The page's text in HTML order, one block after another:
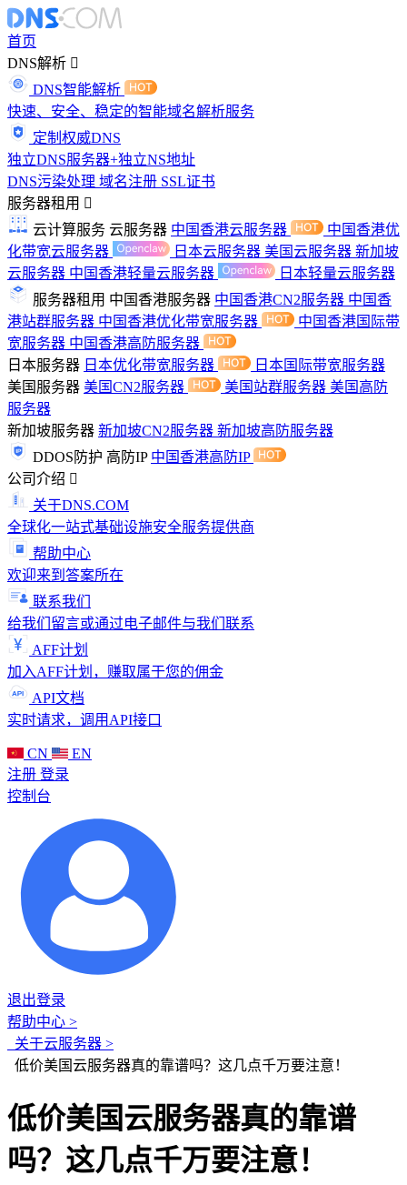
首页
DNS解析
DNS智能解析
快速、安全、稳定的智能域名解析服务
定制权威DNS
独立DNS服务器+独立NS地址
DNS污染处理 域名注册 SSL证书
服务器租用
云计算服务 云服务器 中国香港云服务器
中国香港优
化带宽云服务器
日本云服务器 美国云服务器 新加坡
云服务器 中国香港轻量云服务器
日本轻量云服务器
服务器租用 中国香港服务器 中国香港CN2服务器 中国香
港站群服务器 中国香港优化带宽服务器
中国香港国际带
宽服务器 中国香港高防服务器
日本服务器 日本优化带宽服务器
日本国际带宽服务器
美国服务器 美国CN2服务器 美国站群服务器 美国高防
服务器
新加坡服务器 新加坡CN2服务器 新加坡高防服务器
DDOS防护 高防IP 中国香港高防IP
公司介绍
关于DNS.COM
全球化一站式基础设施安全服务提供商
帮助中心
欢迎来到答案所在
联系我们
给我们留言或通过电子邮件与我们联系
AFF计划
加入AFF计划，赚取属于您的佣金
API文档
实时请求，调用API接口
CN
EN
注册 登录
控制台
退出登录
帮助中心 >
关于云服务器 >
低价美国云服务器真的靠谱吗？这几点千万要注意！
低价美国云服务器真的靠谱
吗？这几点千万要注意！